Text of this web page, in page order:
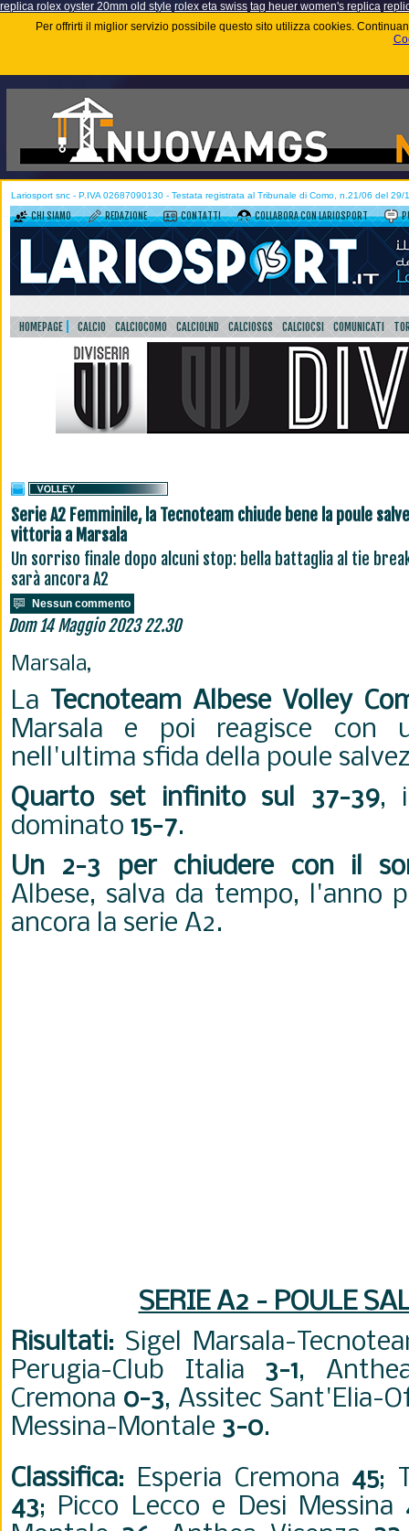
replica rolex oyster 20mm old style rolex eta swiss tag heuer women's replica
Per offrirti il miglior servizio possibile questo sito utilizza cookies.
Lariosport snc - P.IVA 02687090130 - Testata registrata al Tribunale di Como, n.21/06 del 29/
CHI SIAMO REDAZIONE CONTATTI COLLABORA CON LARIOSPORT
HOMEPAGE CALCIO CALCIOCOMO CALCIOLND CALCIOSGS CALCIOCSI COMUNICATI
Serie A2 Femminile, la Tecnoteam chiude bene la poule
vittoria a Marsala
Un sorriso finale dopo alcuni stop: bella battaglia al tie
sarà ancora A2
Nessun commento
Dom 14 Maggio 2023 22.30
Marsala,
La
Tecnoteam Albese Volley
Marsala e poi reagisce con
nell'ultima sfida della poule
Quarto set infinito sul 37-39,
dominato 15-7.
Un 2-3 per chiudere con il
Albese, salva da tempo, l'anno
ancora la serie A2.
SERIE A2 - POULE
Risultati: Sigel Marsala-
Perugia-Club Italia 3-1,
Cremona 0-3, Assitec Sant'Elia-
Messina-Montale 3-0.
Classifica: Esperia Cremona 45;
43; Picco Lecco e Desi Messina